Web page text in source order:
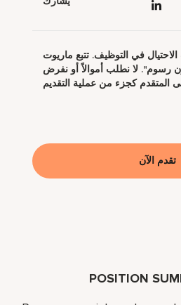
POSITION
في التوظيف. تتبع ماريوت
رسوم". لا نطلب أموالاً أو نفرض
تقدم الآن